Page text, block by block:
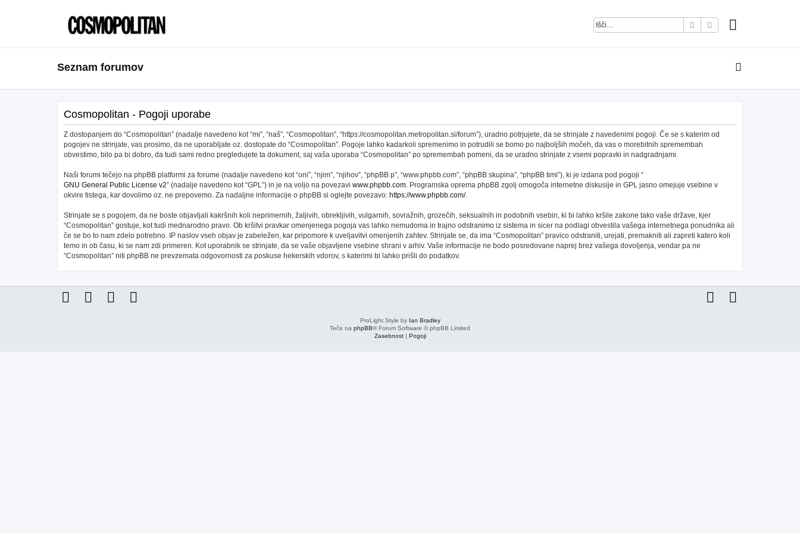
IskanjeNapredno iskanje
Seznam forumov
Cosmopolitan - Pogoji uporabe
Z dostopanjem do “Cosmopolitan” (nadalje navedeno kot “mi”, “naš”, “Cosmopolitan”, “https://cosmopolitan.metropolitan.si/forum”), uradno potrjujete, da se strinjate z navedenimi pogoji. Če se s katerim od
pogojev ne strinjate, vas prosimo, da ne uporabljate oz. dostopate do “Cosmopolitan”. Pogoje lahko kadarkoli spremenimo in potrudili se bomo po najboljših močeh, da vas o morebitnih spremembah
obvestimo, bilo pa bi dobro, da tudi sami redno pregledujete ta dokument, saj vaša uporaba “Cosmopolitan” po spremembah pomeni, da se uradno strinjate z vsemi popravki in nadgradnjami.
Naši forumi tečejo na phpBB platformi za forume (nadalje navedeno kot “oni”, “njim”, “njihov”, “phpBB p”, “www.phpbb.com”, “phpBB skupina”, “phpBB timi”), ki je izdana pod pogoji “
GNU General Public License v2” (nadalje navedeno kot “GPL”) in je na voljo na povezavi www.phpbb.com. Programska oprema phpBB zgolj omogoča internetne diskusije in GPL jasno omejuje vsebine v
okvire tistega, kar dovolimo oz. ne prepovemo. Za nadaljne informacije o phpBB si oglejte povezavo: https://www.phpbb.com/.
Strinjate se s pogojem, da ne boste objavljali kakršnih koli neprimernih, žaljivih, obrekljivih, vulgarnih, sovražnih, grozečih, seksualnih in podobnih vsebin, ki bi lahko kršile zakone tako vaše države, kjer
“Cosmopolitan” gostuje, kot tudi mednarodno pravo. Ob kršitvi pravkar omenjenega pogoja vas lahko nemudoma in trajno odstranimo iz sistema in sicer na podlagi obvestila vašega internetnega ponudnika ali
če se bo to nam zdelo potrebno. IP naslov vseh objav je zabeležen, kar pripomore k uveljavitvi omenjenih zahtev. Strinjate se, da ima “Cosmopolitan” pravico odstraniti, urejati, premakniti ali zapreti katero koli
temo in ob času, ki se nam zdi primeren. Kot uporabnik se strinjate, da se vaše objavljene vsebine shrani v arhiv. Vaše informacije ne bodo posredovane naprej brez vašega dovoljenja, vendar pa ne
“Cosmopolitan” niti phpBB ne prevzemata odgovornosti za poskuse hekerskih vdorov, s katerimi bi lahko prišli do podatkov.
ProLight Style by Ian Bradley
Teče na phpBB® Forum Software © phpBB Limited
Zasebnost| Pogoji